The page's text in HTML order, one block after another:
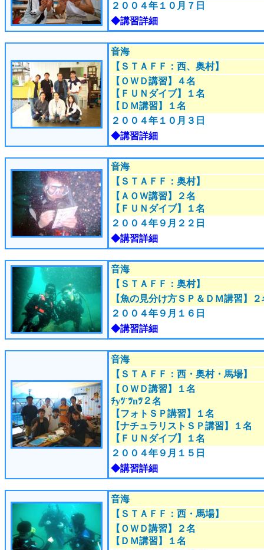
２００４年１０月７日
◆講習詳細
音海
【ＳＴＡＦＦ：西、奥村】
【ＯＷＤ講習】４名
【ＦＵＮダイブ】１名
【ＤＭ講習】１名
２００４年１０月３日
◆講習詳細
音海
【ＳＴＡＦＦ：奥村】
【ＡＯＷ講習】２名
【ＦＵＮダイブ】１名
２００４年９月２２日
◆講習詳細
音海
【ＳＴＡＦＦ：奥村】
【魚の見分け方ＳＰ＆ＤＭ講習】２
２００４年９月１６日
◆講習詳細
音海
【ＳＴＡＦＦ：西・奥村・馬場】
【ＯＷＤ講習】１名
ﾁyﾂ`ﾂnﾂ２名
【フォトＳＰ講習】１名
【ナチュラリストＳＰ講習】１名
【ＦＵＮダイブ】１名
２００４年９月１５日
◆講習詳細
音海
【ＳＴＡＦＦ：西・馬場】
【ＯＷＤ講習】２名
【ＤＭ講習】１名